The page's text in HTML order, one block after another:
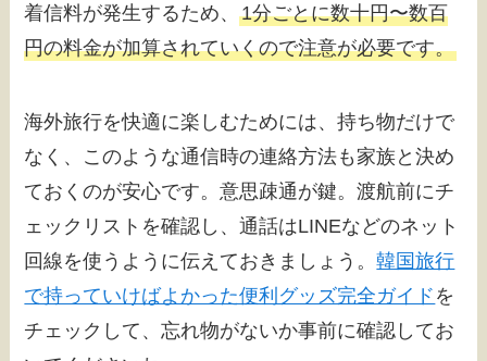
着信料が発生するため、1分ごとに数十円〜数百
円の料金が加算されていくので注意が必要です。
海外旅行を快適に楽しむためには、持ち物だけで
なく、このような通信時の連絡方法も家族と決め
ておくのが安心です。意思疎通が鍵。渡航前にチ
ェックリストを確認し、通話はLINEなどのネット
回線を使うように伝えておきましょう。韓国旅行
で持っていけばよかった便利グッズ完全ガイド を
チェックして、忘れ物がないか事前に確認してお